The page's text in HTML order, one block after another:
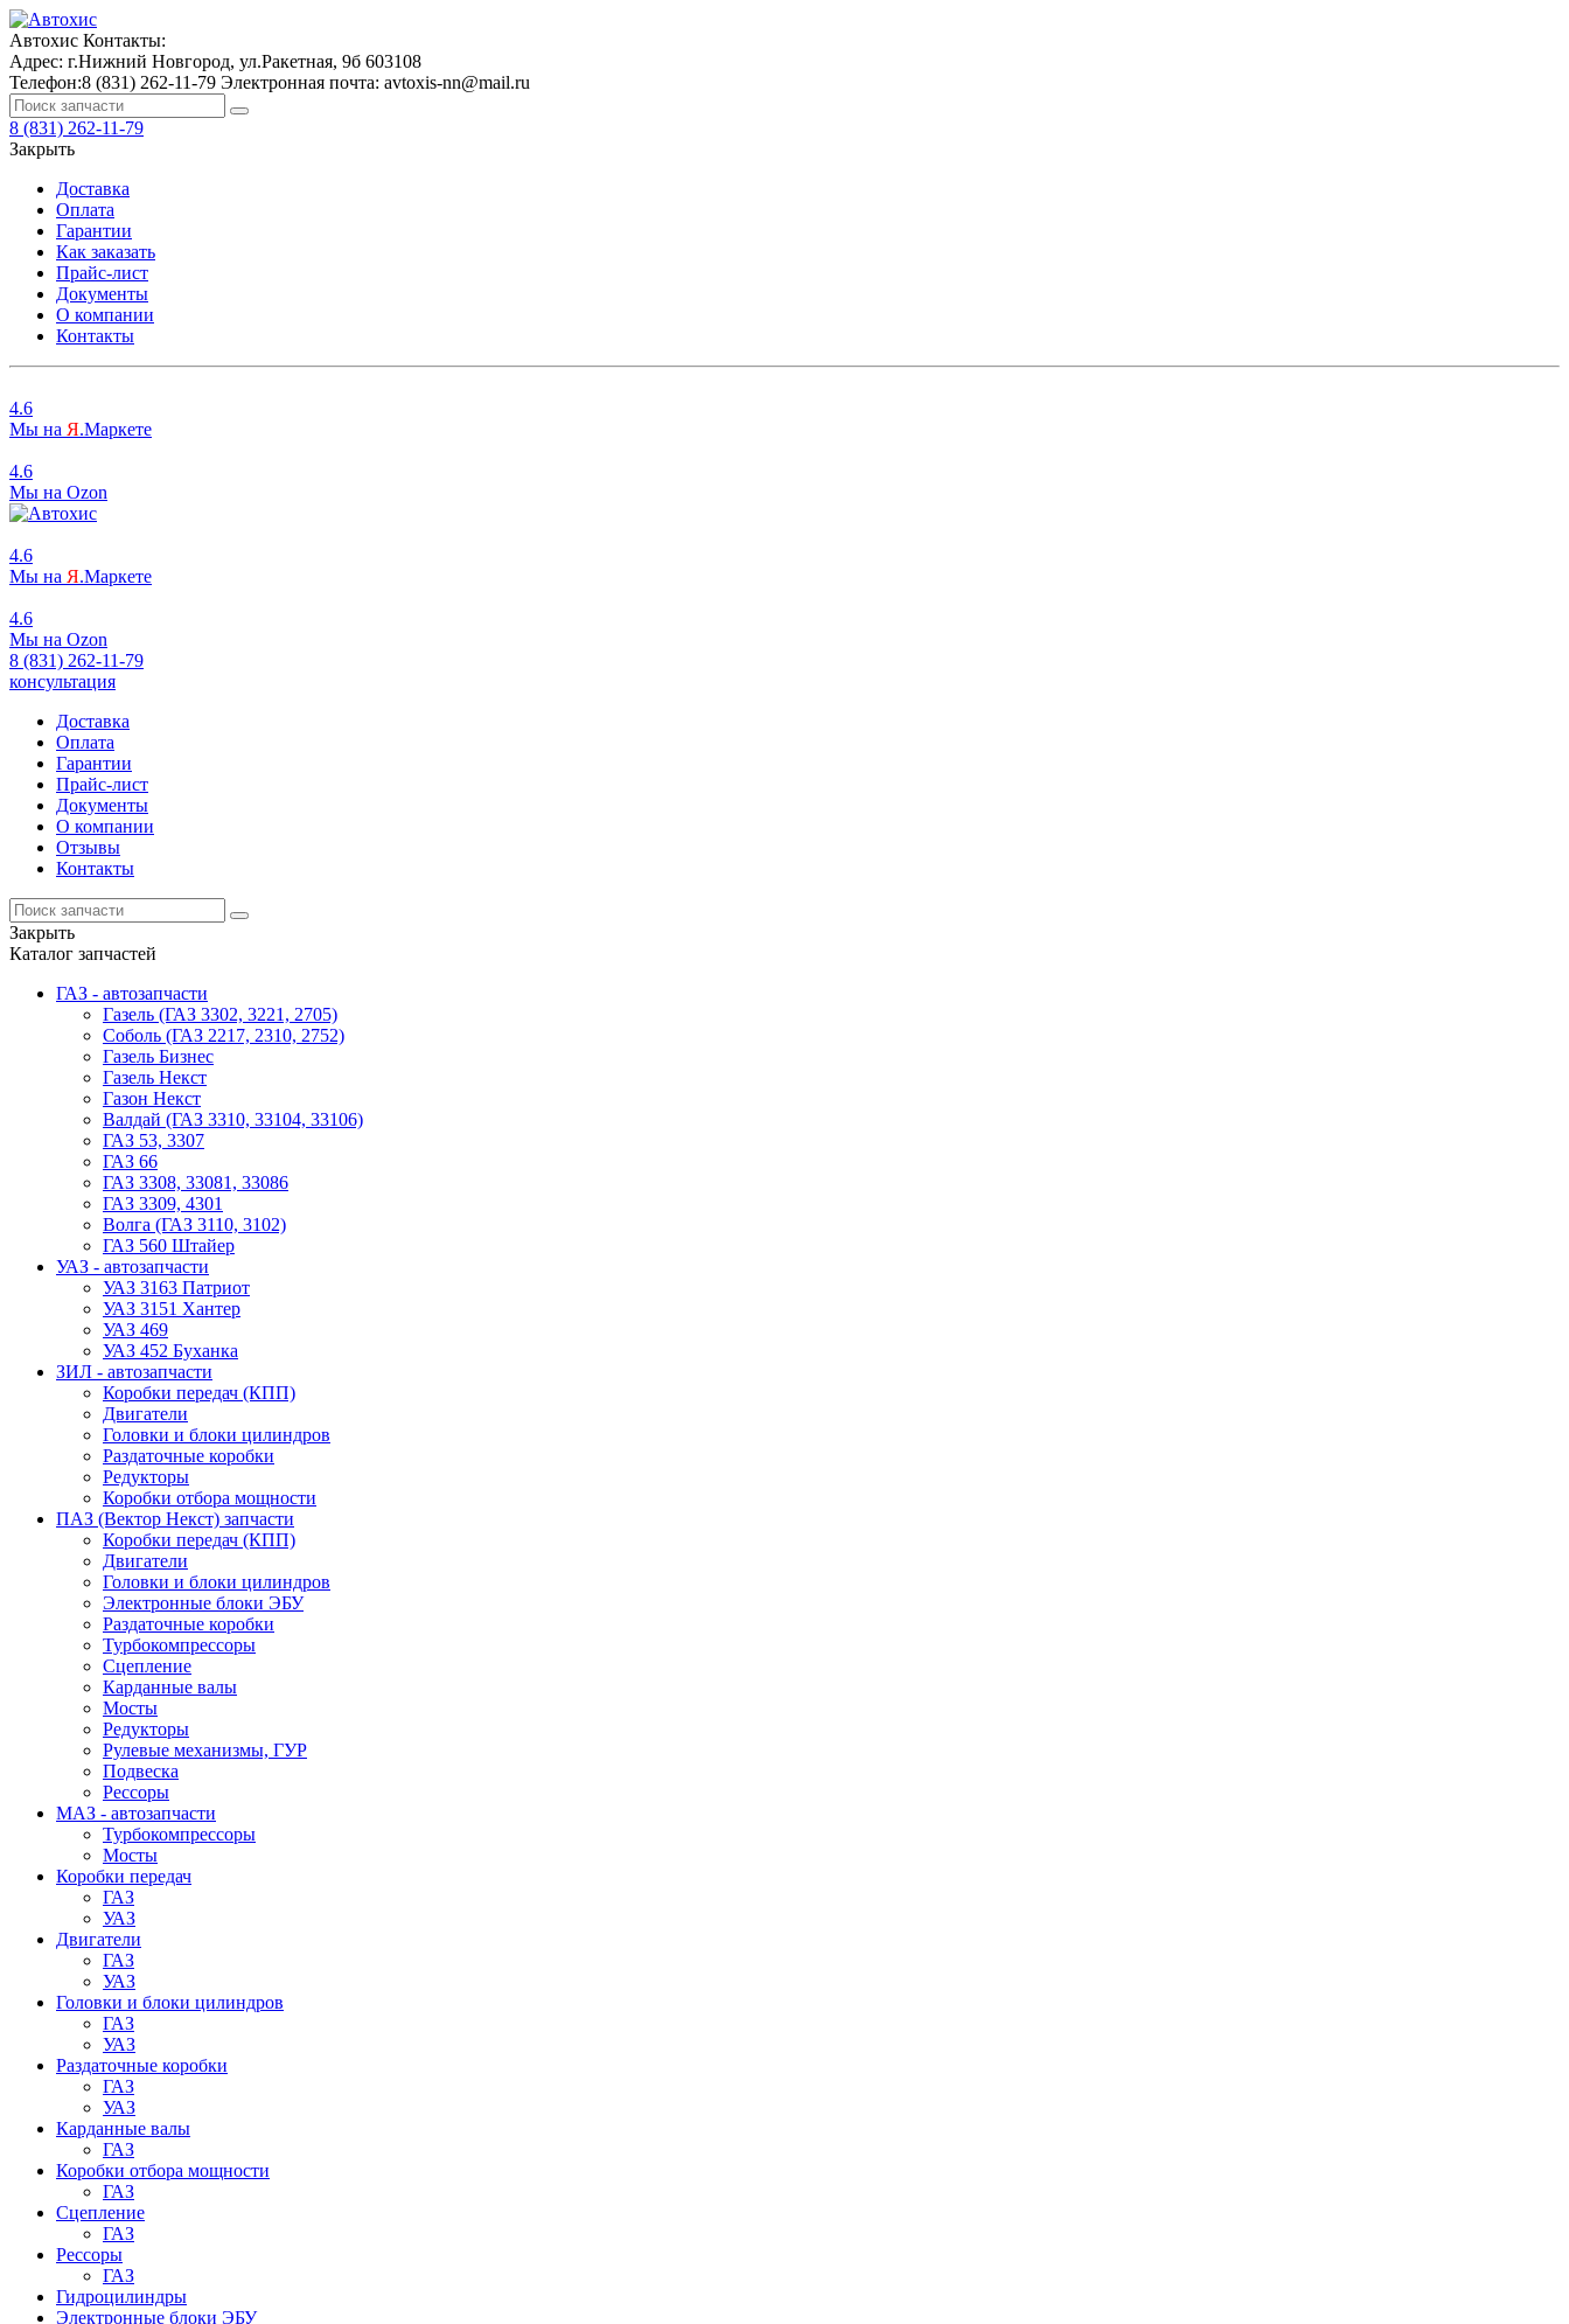
Автохис Контакты:
Адрес: г.Нижний Новгород, ул.Ракетная, 9б 603108
Телефон:8 (831) 262-11-79 Электронная почта: avtoxis-nn@mail.ru
8 (831) 262-11-79
Закрыть
Доставка
Оплата
Гарантии
Как заказать
Прайс-лист
Документы
О компании
Контакты
4.6
Мы на Я.Маркете
4.6
Мы на Ozon
4.6
Мы на Я.Маркете
4.6
Мы на Ozon
8 (831) 262-11-79
консультация
Доставка
Оплата
Гарантии
Прайс-лист
Документы
О компании
Отзывы
Контакты
Закрыть
Каталог запчастей
ГАЗ - автозапчасти
Газель (ГАЗ 3302, 3221, 2705)
Соболь (ГАЗ 2217, 2310, 2752)
Газель Бизнес
Газель Некст
Газон Некст
Валдай (ГАЗ 3310, 33104, 33106)
ГАЗ 53, 3307
ГАЗ 66
ГАЗ 3308, 33081, 33086
ГАЗ 3309, 4301
Волга (ГАЗ 3110, 3102)
ГАЗ 560 Штайер
УАЗ - автозапчасти
УАЗ 3163 Патриот
УАЗ 3151 Хантер
УАЗ 469
УАЗ 452 Буханка
ЗИЛ - автозапчасти
Коробки передач (КПП)
Двигатели
Головки и блоки цилиндров
Раздаточные коробки
Редукторы
Коробки отбора мощности
ПАЗ (Вектор Некст) запчасти
Коробки передач (КПП)
Двигатели
Головки и блоки цилиндров
Электронные блоки ЭБУ
Раздаточные коробки
Турбокомпрессоры
Сцепление
Карданные валы
Мосты
Редукторы
Рулевые механизмы, ГУР
Подвеска
Рессоры
МАЗ - автозапчасти
Турбокомпрессоры
Мосты
Коробки передач
ГАЗ
УАЗ
Двигатели
ГАЗ
УАЗ
Головки и блоки цилиндров
ГАЗ
УАЗ
Раздаточные коробки
ГАЗ
УАЗ
Карданные валы
ГАЗ
Коробки отбора мощности
ГАЗ
Сцепление
ГАЗ
Рессоры
ГАЗ
Гидроцилиндры
Электронные блоки ЭБУ